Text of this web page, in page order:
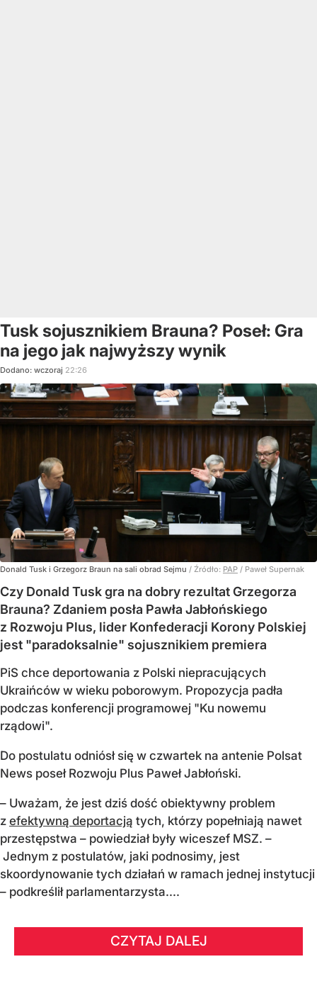
Tusk sojusznikiem Brauna? Poseł: Gra
na jego jak najwyższy wynik
Dodano: wczoraj 22:26
Donald Tusk i Grzegorz Braun na sali obrad Sejmu / Źródło: PAP / Paweł Supernak
Czy Donald Tusk gra na dobry rezultat Grzegorza
Brauna? Zdaniem posła Pawła Jabłońskiego
z Rozwoju Plus, lider Konfederacji Korony Polskiej
jest "paradoksalnie" sojusznikiem premiera
PiS chce deportowania z Polski niepracujących
Ukraińców w wieku poborowym. Propozycja padła
podczas konferencji programowej "Ku nowemu
rządowi".
Do postulatu odniósł się w czwartek na antenie Polsat
News poseł Rozwoju Plus Paweł Jabłoński.
– Uważam, że jest dziś dość obiektywny problem
z efektywną deportacją tych, którzy popełniają nawet
przestępstwa – powiedział były wiceszef MSZ. –
Jednym z postulatów, jaki podnosimy, jest
skoordynowanie tych działań w ramach jednej instytucji
– podkreślił parlamentarzysta....
CZYTAJ DALEJ